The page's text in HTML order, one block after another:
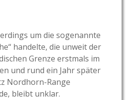
um die sogenannte
handelte, die unweit der
Grenze erstmals im
und rund ein Jahr später
Nordhorn-Range
bleibt unklar.